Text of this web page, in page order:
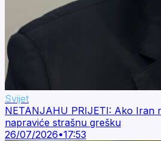
Svijet
NETANJAHU PRIJETI: Ako Iran
napraviće strašnu grešku
26/07/2026•17:53